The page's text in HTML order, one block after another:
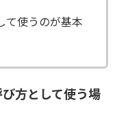
て使うのが基本
方として使う場